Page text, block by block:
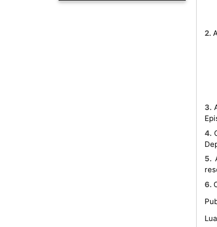
3. A Comissão deve trabalhar, em estreita articulação, com a Nunciatura Apostólica em Angola e a Conferência
4. O Coordenador da Comissão pode, sempre que necessário, convidar entidades ou representantes de outros
5. As dúvidas e omissões resultantes da interpretação e aplicação do presente Despacho Presidencial são